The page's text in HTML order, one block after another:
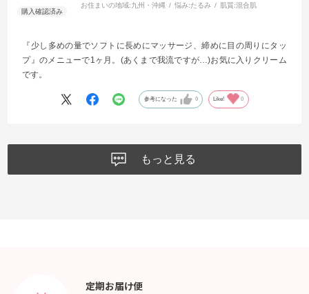
お住まいの地域:九州・沖縄 悩み:たるみ 肌質:混合肌
『少し多めの量でソフトに長めにマッサージ、締めに目の周りにタッ
プ』のメニューで1ヶ月。(あくまで我流ですが…)お気に入りクリーム
です。
参考になった 0 Like! 0
もっと見る
定期お届け便